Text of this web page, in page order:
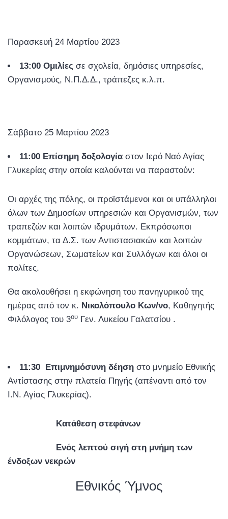
Παρασκευή 24 Μαρτίου 2023
13:00 Ομιλίες σε σχολεία, δημόσιες υπηρεσίες,
Οργανισμούς, Ν.Π.Δ.Δ., τράπεζες κ.λ.π.
Σάββατο 25 Μαρτίου 2023
11:00 Επίσημη δοξολογία στον Ιερό Ναό Αγίας
Γλυκερίας στην οποία καλούνται να παραστούν:
Οι αρχές της πόλης, οι προϊστάμενοι και οι υπάλληλοι
όλων των Δημοσίων υπηρεσιών και Οργανισμών, των
τραπεζών και λοιπών ιδρυμάτων. Εκπρόσωποι
κομμάτων, τα Δ.Σ. των Αντιστασιακών και λοιπών
Οργανώσεων, Σωματείων και Συλλόγων και όλοι οι
πολίτες.
Θα ακολουθήσει η εκφώνηση του πανηγυρικού της
ημέρας από τον κ. Νικολόπουλο Κων/νο, Καθηγητής
Φιλόλογος του 3ου Γεν. Λυκείου Γαλατσίου .
11:30 Επιμνημόσυνη δέηση στο μνημείο Εθνικής
Αντίστασης στην πλατεία Πηγής (απέναντι από τον
Ι.Ν. Αγίας Γλυκερίας).
Κατάθεση στεφάνων
Ενός λεπτού σιγή στη μνήμη των
ένδοξων νεκρών
Εθνικός Ύμνος